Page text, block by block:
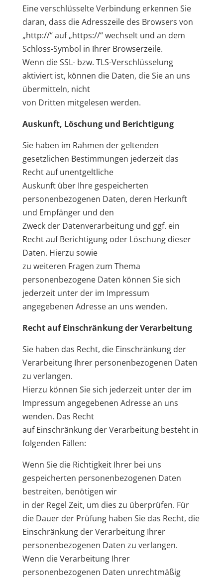
Eine verschlüsselte Verbindung erkennen Sie
daran, dass die Adresszeile des Browsers von
„http://“ auf „https://“ wechselt und an dem
Schloss-Symbol in Ihrer Browserzeile.
Wenn die SSL- bzw. TLS-Verschlüsselung
aktiviert ist, können die Daten, die Sie an uns
übermitteln, nicht
von Dritten mitgelesen werden.
Auskunft, Löschung und Berichtigung
Sie haben im Rahmen der geltenden
gesetzlichen Bestimmungen jederzeit das
Recht auf unentgeltliche
Auskunft über Ihre gespeicherten
personenbezogenen Daten, deren Herkunft
und Empfänger und den
Zweck der Datenverarbeitung und ggf. ein
Recht auf Berichtigung oder Löschung dieser
Daten. Hierzu sowie
zu weiteren Fragen zum Thema
personenbezogene Daten können Sie sich
jederzeit unter der im Impressum
angegebenen Adresse an uns wenden.
Recht auf Einschränkung der Verarbeitung
Sie haben das Recht, die Einschränkung der
Verarbeitung Ihrer personenbezogenen Daten
zu verlangen.
Hierzu können Sie sich jederzeit unter der im
Impressum angegebenen Adresse an uns
wenden. Das Recht
auf Einschränkung der Verarbeitung besteht in
folgenden Fällen:
Wenn Sie die Richtigkeit Ihrer bei uns
gespeicherten personenbezogenen Daten
bestreiten, benötigen wir
in der Regel Zeit, um dies zu überprüfen. Für
die Dauer der Prüfung haben Sie das Recht, die
Einschränkung der Verarbeitung Ihrer
personenbezogenen Daten zu verlangen.
Wenn die Verarbeitung Ihrer
personenbezogenen Daten unrechtmäßig